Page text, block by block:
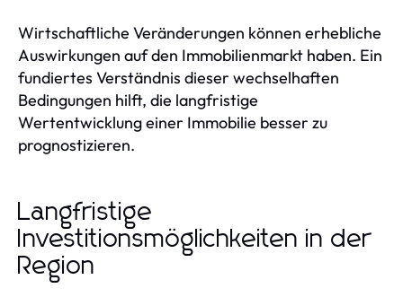
Wirtschaftliche Veränderungen können erhebliche
Auswirkungen auf den Immobilienmarkt haben. Ein
fundiertes Verständnis dieser wechselhaften
Bedingungen hilft, die langfristige
Wertentwicklung einer Immobilie besser zu
prognostizieren.
Langfristige
Investitionsmöglichkeiten in der
Region